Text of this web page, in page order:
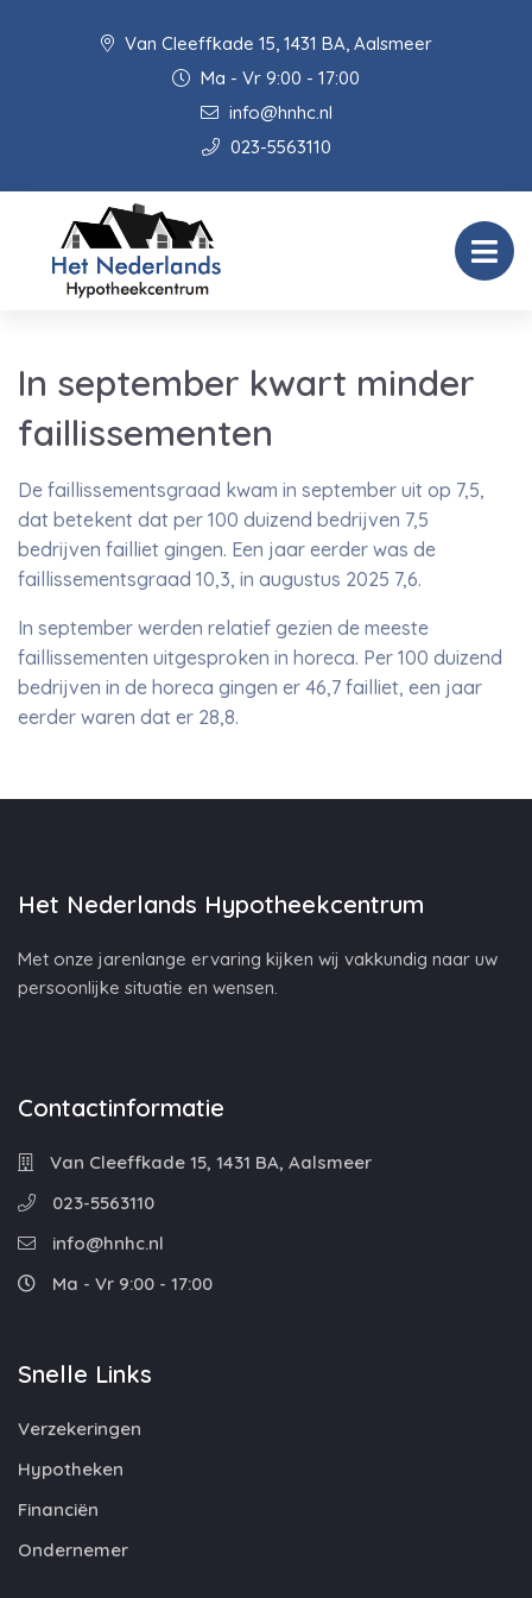
Van Cleeffkade 15, 1431 BA, Aalsmeer
Ma - Vr 9:00 - 17:00
info@hnhc.nl
023-5563110
In september kwart minder
faillissementen
De faillissementsgraad kwam in september uit op 7,5,
dat betekent dat per 100 duizend bedrijven 7,5
bedrijven failliet gingen. Een jaar eerder was de
faillissementsgraad 10,3, in augustus 2025 7,6.
In september werden relatief gezien de meeste
faillissementen uitgesproken in horeca. Per 100 duizend
bedrijven in de horeca gingen er 46,7 failliet, een jaar
eerder waren dat er 28,8.
Het Nederlands Hypotheekcentrum
Met onze jarenlange ervaring kijken wij vakkundig naar uw
persoonlijke situatie en wensen.
Contactinformatie
Van Cleeffkade 15, 1431 BA, Aalsmeer
023-5563110
info@hnhc.nl
Ma - Vr 9:00 - 17:00
Snelle Links
Verzekeringen
Hypotheken
Financiën
Ondernemer